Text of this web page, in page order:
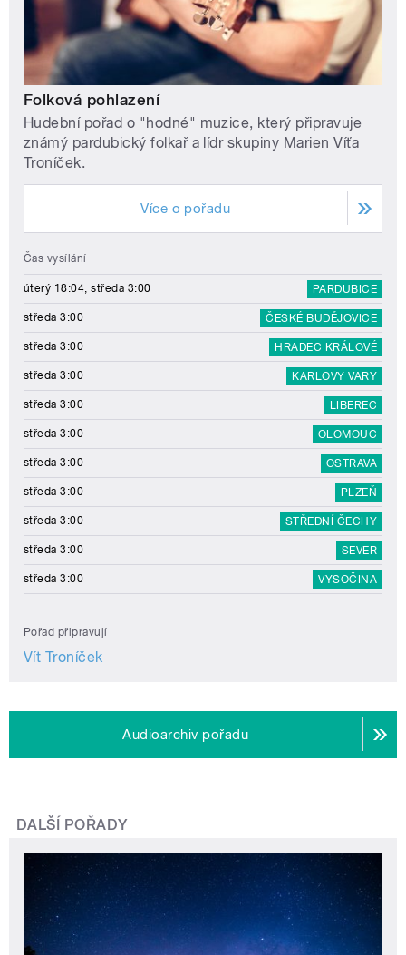
Folková pohlazení
Hudební pořad o "hodné" muzice, který připravuje
známý pardubický folkař a lídr skupiny Marien Víťa
Troníček.
Více o pořadu
Čas vysílání
úterý 18:04, středa 3:00 PARDUBICE
středa 3:00 ČESKÉ BUDĚJOVICE
středa 3:00 HRADEC KRÁLOVÉ
středa 3:00 KARLOVY VARY
středa 3:00 LIBEREC
středa 3:00 OLOMOUC
středa 3:00 OSTRAVA
středa 3:00 PLZEŇ
středa 3:00 STŘEDNÍ ČECHY
středa 3:00 SEVER
středa 3:00 VYSOČINA
Pořad připravují
Vít Troníček
Audioarchiv pořadu
DALŠÍ POŘADY